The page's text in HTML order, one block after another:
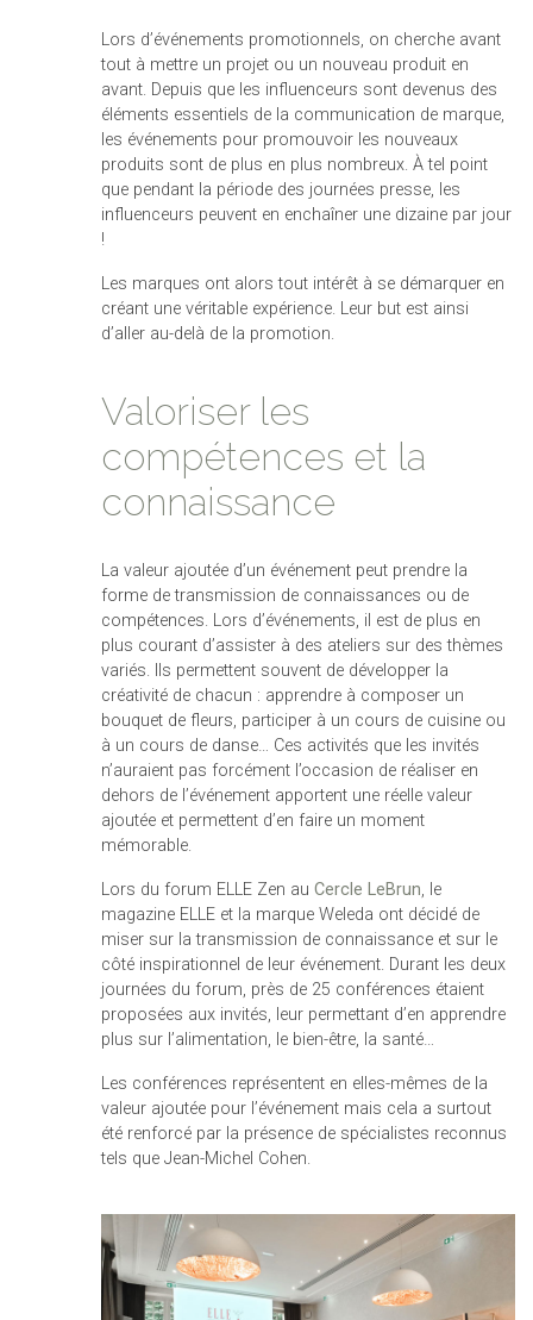
Lors d’événements promotionnels, on cherche avant
tout à mettre un projet ou un nouveau produit en
avant. Depuis que les influenceurs sont devenus des
éléments essentiels de la communication de marque,
les événements pour promouvoir les nouveaux
produits sont de plus en plus nombreux. À tel point
que pendant la période des journées presse, les
influenceurs peuvent en enchaîner une dizaine par jour
!
Les marques ont alors tout intérêt à se démarquer en
créant une véritable expérience. Leur but est ainsi
d’aller au-delà de la promotion.
Valoriser les
compétences et la
connaissance
La valeur ajoutée d’un événement peut prendre la
forme de transmission de connaissances ou de
compétences. Lors d’événements, il est de plus en
plus courant d’assister à des ateliers sur des thèmes
variés. Ils permettent souvent de développer la
créativité de chacun : apprendre à composer un
bouquet de fleurs, participer à un cours de cuisine ou
à un cours de danse… Ces activités que les invités
n’auraient pas forcément l’occasion de réaliser en
dehors de l’événement apportent une réelle valeur
ajoutée et permettent d’en faire un moment
mémorable.
Lors du forum ELLE Zen au Cercle LeBrun, le
magazine ELLE et la marque Weleda ont décidé de
miser sur la transmission de connaissance et sur le
côté inspirationnel de leur événement. Durant les deux
journées du forum, près de 25 conférences étaient
proposées aux invités, leur permettant d’en apprendre
plus sur l’alimentation, le bien-être, la santé…
Les conférences représentent en elles-mêmes de la
valeur ajoutée pour l’événement mais cela a surtout
été renforcé par la présence de spécialistes reconnus
tels que Jean-Michel Cohen.